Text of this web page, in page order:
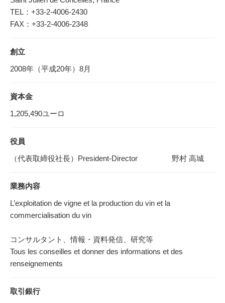
TEL：+33-2-4006-2430
FAX：+33-2-4006-2348
創立
2008年（平成20年）8月
資本金
1,205,490ユーロ
役員
（代表取締役社長）President-Director 野村 高城
業務内容
L’exploitation de vigne et la production du vin et la
commercialisation du vin
コンサルタント、情報・資料発信、研究等
Tous les conseilles et donner des informations et des
renseignements
取引銀行